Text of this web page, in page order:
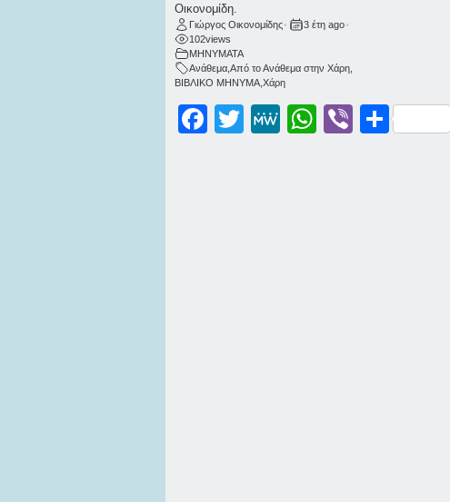
Οικονομίδη.
Γιώργος Οικονομίδης• 3 έτη ago•
102views
ΜΗΝΥΜΑΤΑ
Ανάθεμα Από το Ανάθεμα στην Χάρη
ΒΙΒΛΙΚΟ ΜΗΝΥΜΑ Χάρη
Facebook Twitter MeWe WhatsAppViber Μοιραστείτε